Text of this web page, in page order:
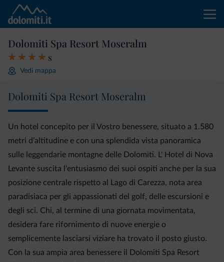
Dolomiti Spa Resort Moseralm
s
Vedi mappa
Dolomiti Spa Resort Moseralm
Un hotel concepito per il Vostro benessere, situato a 1.580
metri d’altitudine e con una splendida vista panoramica
sulle leggendarie montagne delle Dolomiti. L' Hotel di Nova
Levante suscita l'entusiasmo dei suoi ospiti anche per la sua
posizione centrale rispetto al Lago di Carezza, nota area
paradisiaca per gli appassionati del golf, delle escursioni e
degli sci. Chi, al termine di una giornata movimentata,
desidera fare rifornimento di nuove energie o
semplicemente lasciarsi viziare ha trovato il posto giusto.
Con la sua ampia area benessere il Dolomiti Spa Resort